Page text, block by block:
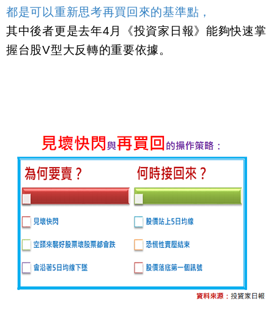
都是可以重新思考再買回來的基準點，
其中後者更是去年4 月《投資家日報》能夠快速掌
握台股V型大反轉的重要依據。